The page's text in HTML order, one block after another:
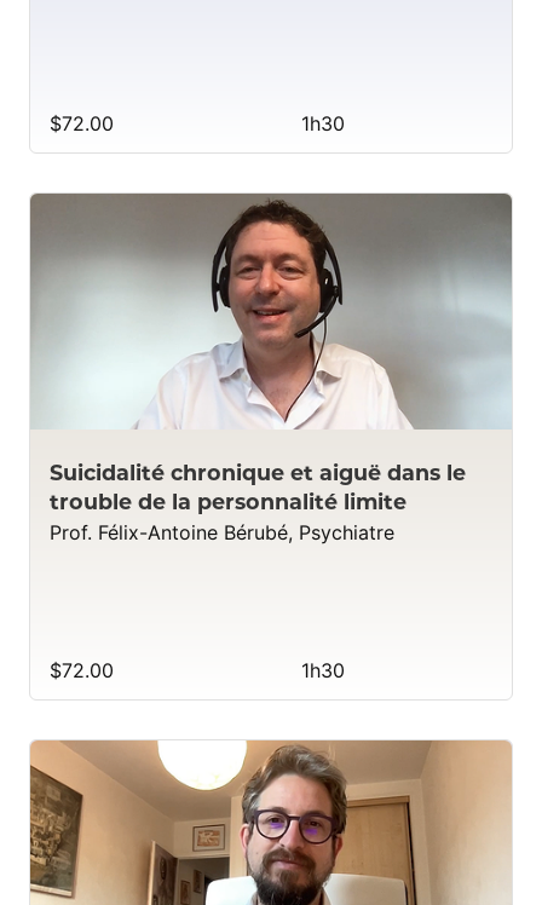
$72.00 1h30
Suicidalité chronique et aiguë dans le
trouble de la personnalité limite
Prof. Félix-Antoine Bérubé, Psychiatre
$72.00 1h30